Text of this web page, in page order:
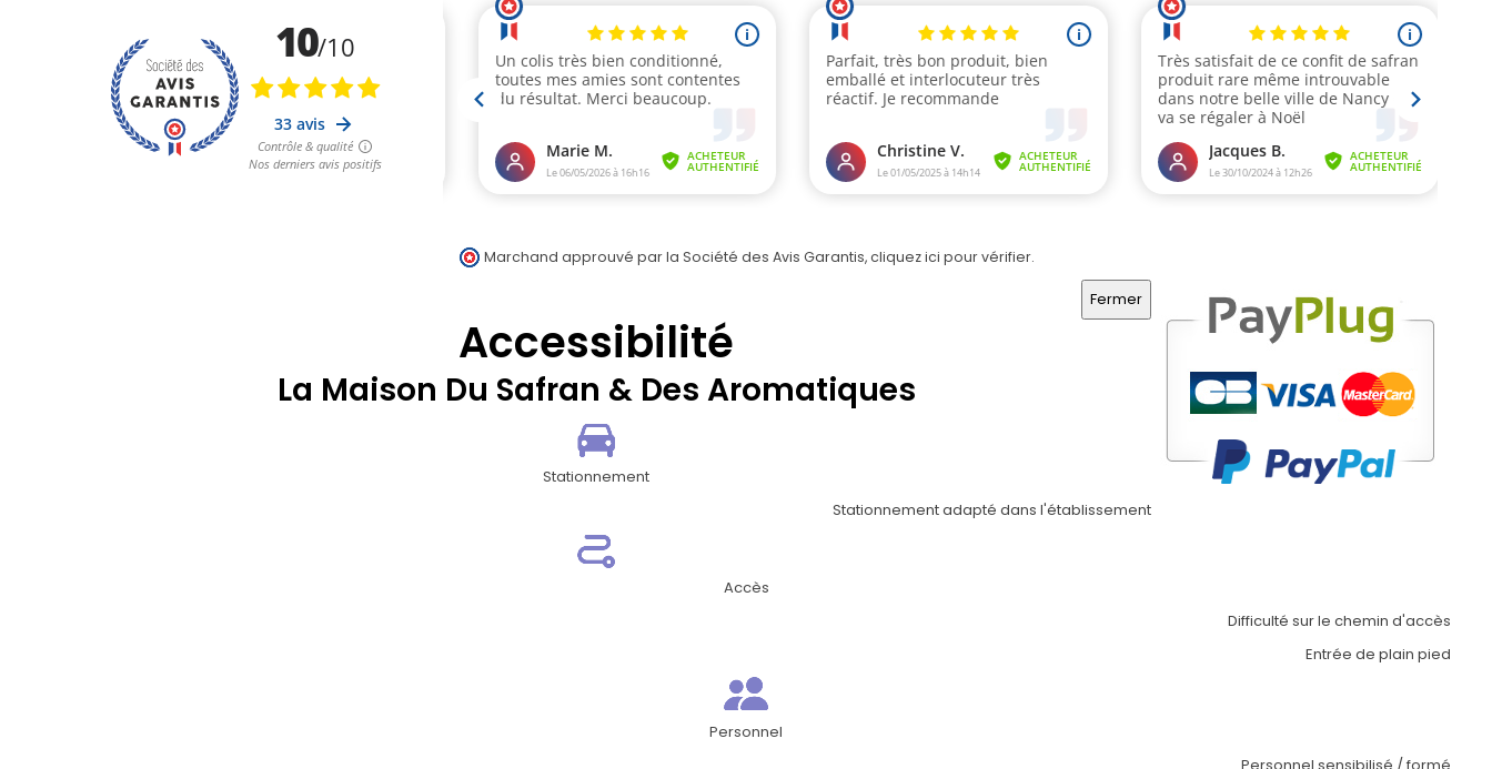
Marchand approuvé par la Société des Avis Garantis,cliquez ici pour vérifier.
Fermer
Accessibilité
La Maison Du Safran & Des Aromatiques
Stationnement
Stationnement adapté dans l'établissement
Accès
Difficulté sur le chemin d'accès
Entrée de plain pied
Personnel